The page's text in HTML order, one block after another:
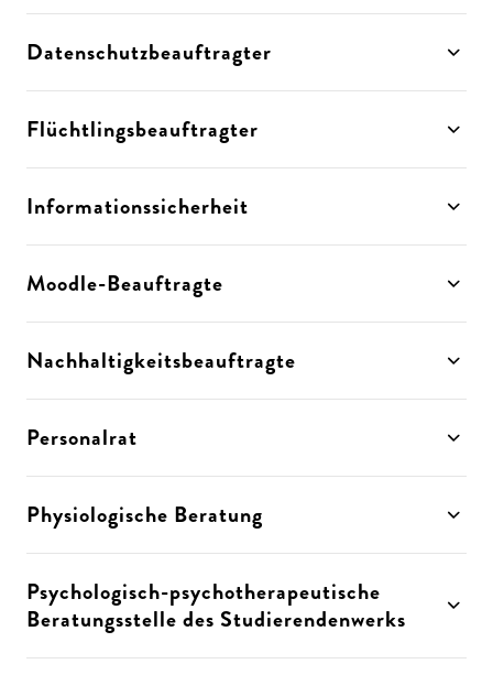
Datenschutzbeauftragter
Flüchtlingsbeauftragter
Informationssicherheit
Moodle-Beauftragte
Nachhaltigkeitsbeauftragte
Personalrat
Physiologische Beratung
Psychologisch-psychotherapeutische
Beratungsstelle des Studierendenwerks